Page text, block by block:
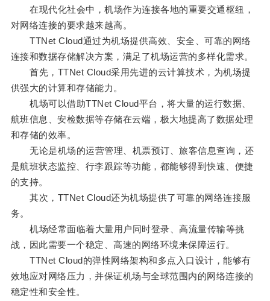
在现代化社会中，机场作为连接各地的重要交通枢纽，
对网络连接的要求越来越高。
TTNet Cloud通过为机场提供高效、安全、可靠的网络
连接和数据存储解决方案，满足了机场运营的多样化需求。
首先，TTNet Cloud采用先进的云计算技术，为机场提
供强大的计算和存储能力。
机场可以借助TTNet Cloud平台，将大量的运行数据、
航班信息、安检数据等存储在云端，极大地提高了数据处理
和存储的效率。
无论是机场的运营管理、机票预订、旅客信息查询，还
是航班状态监控、行李跟踪等功能，都能够得到快速、便捷
的支持。
其次，TTNet Cloud还为机场提供了可靠的网络连接服
务。
机场经常面临着大量用户同时登录、高流量传输等挑
战，因此需要一个稳定、高速的网络环境来保障运行。
TTNet Cloud的弹性网络架构和多点入口设计，能够有
效地应对网络压力，并保证机场与全球范围内的网络连接的
稳定性和安全性。